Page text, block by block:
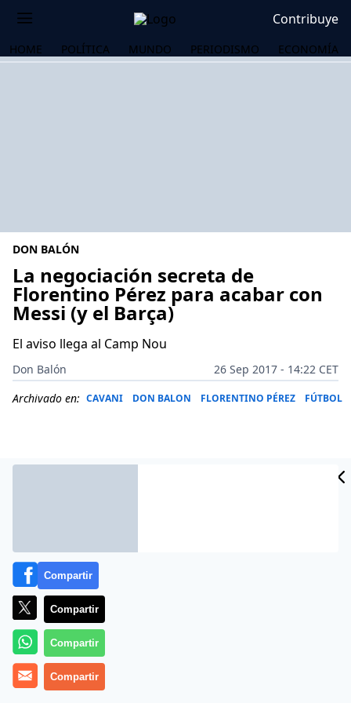
Contribuye
HOME POLÍTICA MUNDO PERIODISMO ECONOMÍA
DON BALÓN
La negociación secreta de
Florentino Pérez para acabar con
Messi (y el Barça)
El aviso llega al Camp Nou
Don Balón
26 Sep 2017 - 14:22 CET
Archivado en: CAVANI DON BALON FLORENTINO PÉREZ FÚTBOL
Florentino Pérez juega una partida de cartas con un as
ganador en la manga.
Compartir
Compartir
Compartir
Compartir